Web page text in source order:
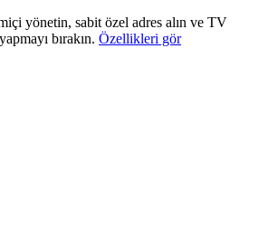
yönetin, sabit özel adres alın ve TV
bırakın. Özellikleri gör